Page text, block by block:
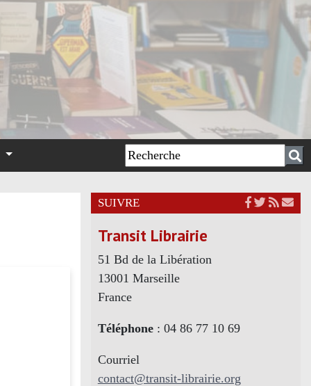
SUIVRE
Transit Librairie
51 Bd de la Libération
13001 Marseille
France
Téléphone: 04 86 77 10 69
Courriel
contact@transit-librairie.org